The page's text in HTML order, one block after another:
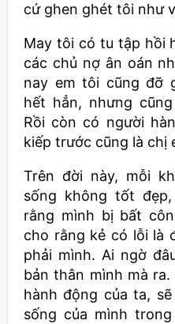
cứ ghen ghét tôi như
May tôi có tu tập hồi
các chủ nợ ân oán
nay em tôi cũng đỡ
hết hẳn, nhưng
Rồi còn có người
kiếp trước cũng là chị
Trên đời này, mỗi
sống không tốt
rằng mình bị bất
cho rằng kẻ có lỗi là
phải mình. Ai ngờ
bản thân mình mà
hành động của ta,
sống của mình